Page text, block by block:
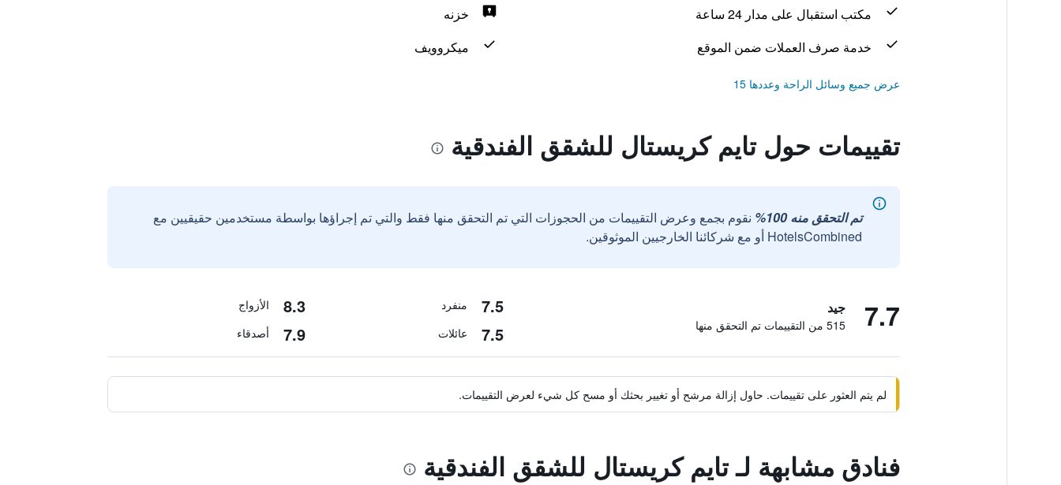
مكتب استقبال على مدار 24 ساعة
خزنه
خدمة صرف العملات ضمن الموقع
ميكروويف
عرض جميع وسائل الراحة وعددها 15
تقييمات حول تايم كريستال للشقق الفندقية
تم التحقق منه 100%
نقوم بجمع وعرض التقييمات من الحجوزات التي تم التحقق منها فقط والتي تم إجراؤها بواسطة مستخدمين حقيقيين مع
HotelsCombined أو مع شركائنا الخارجيين الموثوقين.
7.7 جيد
515 من التقييمات تم التحقق منها
7.5 منفرد 8.3 الأزواج
7.5 عائلات 7.9 أصدقاء
لم يتم العثور على تقييمات. حاول إزالة مرشح أو تغيير بحثك أو مسح كل شيء لعرض التقييمات.
فنادق مشابهة لـ تايم كريستال للشقق الفندقية